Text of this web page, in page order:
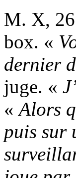
M. X, 26
box. «
dernier
juge. «
«Alors
puis sur